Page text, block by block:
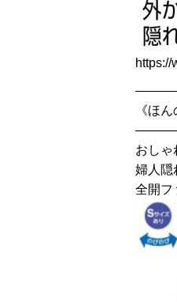
https://
《ほ
おしゃ
婦人隠
全開フ